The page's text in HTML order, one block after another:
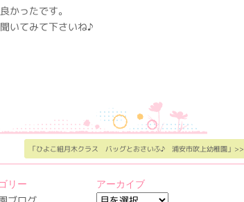
かったです。
いてみて下さいね♪
「ひよこ組月木クラス バッグとおさいふ♪ 浦安市吹上幼稚園」>>
リー アーカイブ